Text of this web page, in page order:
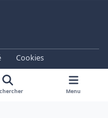
Cookies
depuis 2003
Menu